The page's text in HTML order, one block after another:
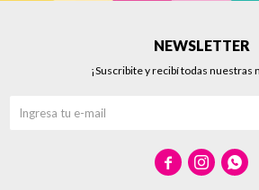
NEWSLETTER
¡Suscribite y recibí todas nuestras
  